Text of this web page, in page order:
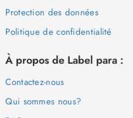
Protection des données
Politique de confidentialité
À propos de Label para :
Contactez-nous
Qui sommes nous?